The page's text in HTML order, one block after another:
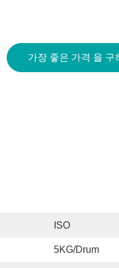
가장 좋은 가격 을 구
ISO
5KG/drum